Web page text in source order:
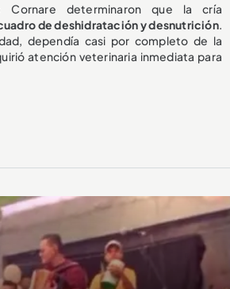
Cornare determinaron que la cría
de deshidratación y desnutrición.
dependía casi por completo de la
atención veterinaria inmediata para